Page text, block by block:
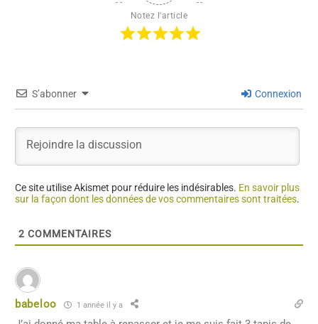
Notez l'article
S’abonner Connexion
Ce site utilise Akismet pour réduire les indésirables. En savoir plus
sur la façon dont les données de vos commentaires sont traitées.
2 COMMENTAIRES
babeloo 1 année il y a